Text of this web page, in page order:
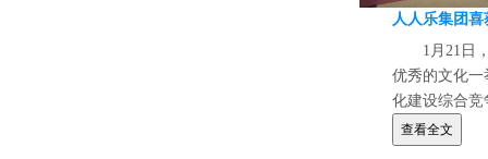
1月21日
优秀的文化一
化建设综合竞
资源中心培
度广东省企
查看全文